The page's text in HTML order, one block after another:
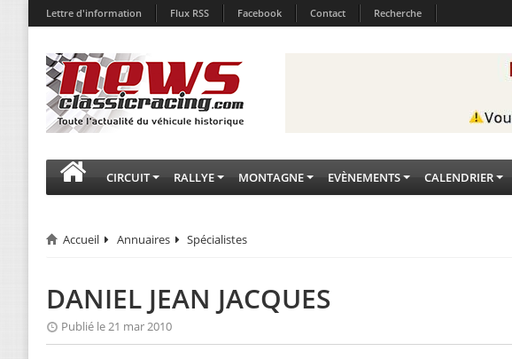
Lettre d'information Flux RSS Facebook Contact Recherche
CIRCUIT RALLYE MONTAGNE EVÈNEMENTS CALENDRIER
Accueil Annuaires Spécialistes
DANIEL JEAN JACQUES
Publié le 21 mar 2010